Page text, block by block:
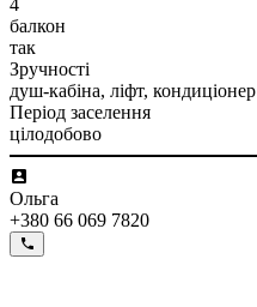
4
балкон
так
Зручності
душ-кабіна, ліфт, кондиціонер
Період заселення
цілодобово
Ольга
+380 66 069 7820